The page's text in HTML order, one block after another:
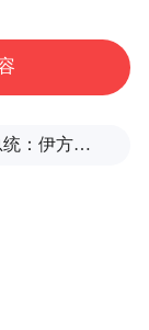
伊朗总统：伊方未在涉谅解备忘录的谈判中作任何让步